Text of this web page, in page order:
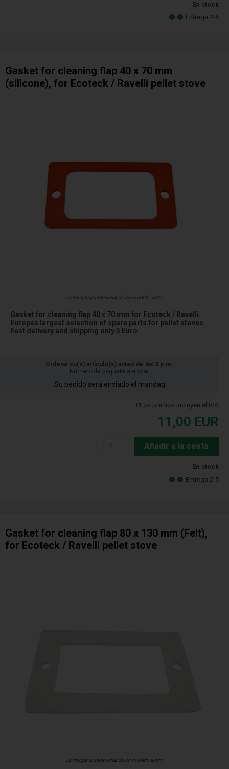
En stock
Entrega 2-5
Gasket for cleaning flap 40 x 70 mm
(silicone), for Ecoteck / Ravelli pellet stove
La imagen puede variar de un modelo a otro
Gasket for cleaning flap 40 x 70 mm for Ecoteck / Ravelli.
Europes largest selection of spare parts for pellet stoves.
Fast delivery and shipping only 5 Euro.
Ordene su(s) artículo(s) antes de las 3 p.m.
Número de paquete a enviar
Su pedido será enviado el mandag
PLos precios incluyen el IVA
11,00 EUR
Añadir a la cesta
En stock
Entrega 2-5
Gasket for cleaning flap 80 x 130 mm (Felt),
for Ecoteck / Ravelli pellet stove
La imagen puede variar de un modelo a otro